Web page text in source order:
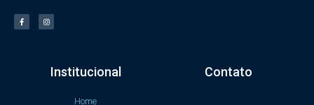
Institucional
Home
Contato